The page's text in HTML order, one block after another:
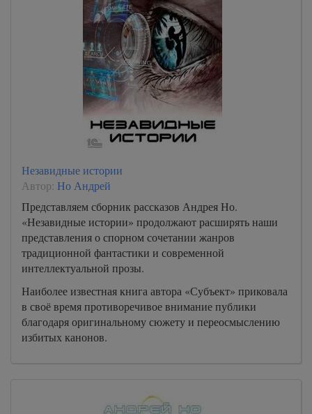
Незавидные истории
Автор: Но Андрей
Представляем сборник рассказов Андрея Но.
«Незавидные истории» продолжают расширять наши
представления о спорном сочетании жанров
традиционной фантастики и современной
интеллектуальной прозы.
Наиболее известная книга автора «Субъект» приковала
в своё время противоречивое внимание публики
благодаря оригинальному сюжету и переосмыслению
избитых канонов.